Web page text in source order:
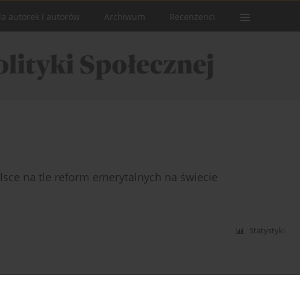
autorek i autorów Archiwum Recenzenci
na tle reform emerytalnych na świecie
Statystyki